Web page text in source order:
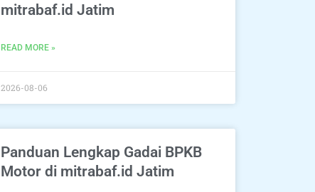
mitrabaf.id Jatim
READ MORE »
2026-08-06
Panduan Lengkap Gadai BPKB
Motor di mitrabaf.id Jatim